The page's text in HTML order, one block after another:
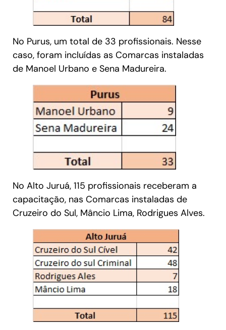
No Purus, um total de 33 profissionais. Nesse
caso, foram incluídas as Comarcas instaladas
de Manoel Urbano e Sena Madureira.
No Alto Juruá, 115 profissionais receberam a
capacitação, nas Comarcas instaladas de
Cruzeiro do Sul, Mâncio Lima, Rodrigues Alves.